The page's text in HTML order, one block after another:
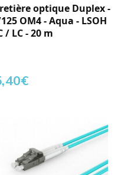
optique Duplex -
OM4 - Aqua - LSOH
/ LC - 20 m
€